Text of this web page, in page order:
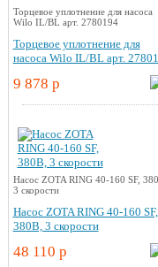
Торцевое уплотнение для насоса
Wilo IL/BL арт. 2780194
Торцевое уплотнение для
насоса Wilo IL/BL арт.
9 878 p
Насос ZOTA RING 40-160 SF,
3 скорости
Насос ZOTA RING 40-160 SF,
380В, 3 скорости
48 110 p